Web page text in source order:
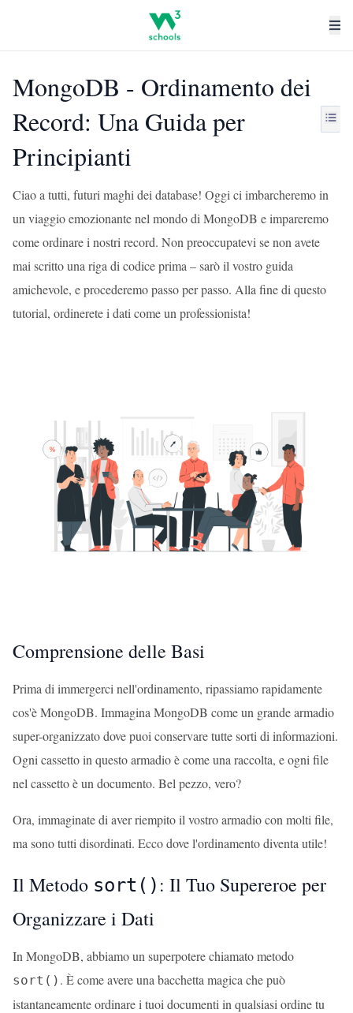
MongoDB - Ordinamento dei
Record: Una Guida per
Principianti
Ciao a tutti, futuri maghi dei database! Oggi ci imbarcheremo in
un viaggio emozionante nel mondo di MongoDB e impareremo
come ordinare i nostri record. Non preoccupatevi se non avete
mai scritto una riga di codice prima – sarò il vostro guida
amichevole, e procederemo passo per passo. Alla fine di questo
tutorial, ordinerete i dati come un professionista!
Comprensione delle Basi
Prima di immergerci nell'ordinamento, ripassiamo rapidamente
cos'è MongoDB. Immagina MongoDB come un grande armadio
super-organizzato dove puoi conservare tutte sorti di informazioni.
Ogni cassetto in questo armadio è come una raccolta, e ogni file
nel cassetto è un documento. Bel pezzo, vero?
Ora, immaginate di aver riempito il vostro armadio con molti file,
ma sono tutti disordinati. Ecco dove l'ordinamento diventa utile!
Il Metodo sort() : Il Tuo Supereroe per
Organizzare i Dati
In MongoDB, abbiamo un superpotere chiamato metodo
sort() . È come avere una bacchetta magica che può
istantaneamente ordinare i tuoi documenti in qualsiasi ordine tu